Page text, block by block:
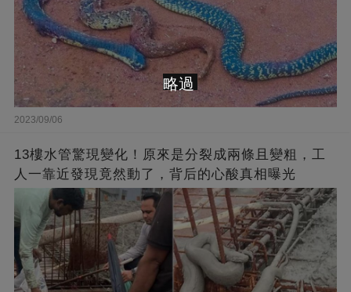
2023/09/06
13樓水管驚現變化！原來是分裂成兩條且變粗，工
人一靠近發現竟然動了，背后的心酸真相曝光
略過